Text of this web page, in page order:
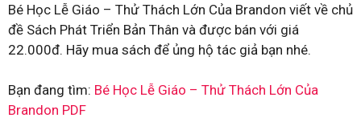
Bé Học Lễ Giáo – Thử Thách Lớn Của Brandon viết về chủ
đề Sách Phát Triển Bản Thân và được bán với giá
22.000đ. Hãy mua sách để ủng hộ tác giả bạn nhé.
Bạn đang tìm: Bé Học Lễ Giáo – Thử Thách Lớn Của
Brandon PDF